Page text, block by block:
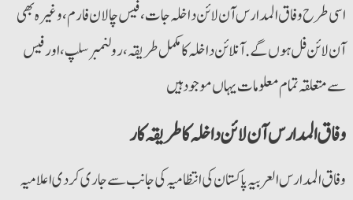
اسی طرح وفاق المدارس آن لائن داخلہ جات ، فیس چالان فارم، وغیرہ بھی
آن لائن فل ہوں گے. آنلائن داخلہ کا مکمل طریقہ ،رولنمبر سلپ ،اور فیس
سے متعلقہ تمام معلومات یہاں موجود ہیں
وفاق المدارس آن لائن داخلہ کا طریقہ کار
وفاق المدارس العربیہ پاکستان کی انتظامیہ کی جانب سے جاری کردی اعلامیہ